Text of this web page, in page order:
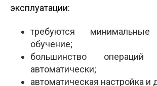
эксплуатации:
требуются
обучение;
большинство операций
автоматически;
автоматическая настройка и